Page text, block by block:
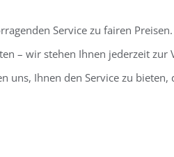
Service zu fairen Preisen.
– wir stehen Ihnen jederzeit
Ihnen den Service zu bieten,